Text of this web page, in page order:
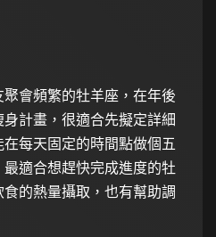
會頻繁的牡羊座，在年後
計畫，很適合先擬定詳細
每天固定的時間點做個五
適合想趕快完成進度的牡
的熱量攝取，也有幫助調